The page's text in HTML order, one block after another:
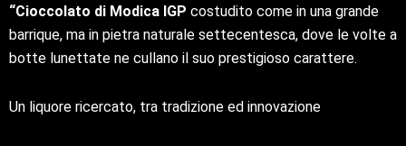
“Cioccolato di Modica IGP costudito come in una grande
barrique, ma in pietra naturale settecentesca, dove le volte a
botte lunettate ne cullano il suo prestigioso carattere.
Un liquore ricercato, tra tradizione ed innovazione